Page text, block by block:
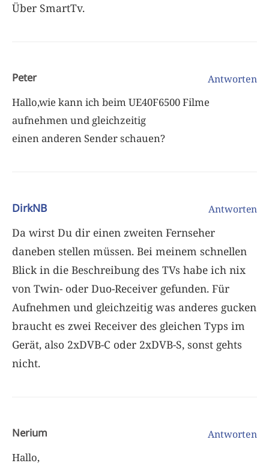
Über SmartTv.
Peter Antworten
Hallo,wie kann ich beim UE40F6500 Filme
aufnehmen und gleichzeitig
einen anderen Sender schauen?
DirkNB Antworten
Da wirst Du dir einen zweiten Fernseher
daneben stellen müssen. Bei meinem schnellen
Blick in die Beschreibung des TVs habe ich nix
von Twin- oder Duo-Receiver gefunden. Für
Aufnehmen und gleichzeitig was anderes gucken
braucht es zwei Receiver des gleichen Typs im
Gerät, also 2xDVB-C oder 2xDVB-S, sonst gehts
nicht.
Nerium Antworten
Hallo,